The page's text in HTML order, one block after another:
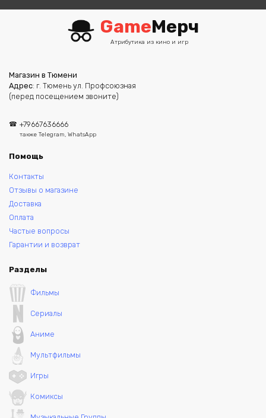
GameМерч
Атрибутика из кино и игр
Магазин в Тюмени
Адрес: г. Тюмень ул. Профсоюзная
(перед посещением звоните)
+79667636666
также Telegram, WhatsApp
Помощь
Контакты
Отзывы о магазине
Доставка
Оплата
Частые вопросы
Гарантии и возврат
Разделы
Фильмы
Сериалы
Аниме
Мультфильмы
Игры
Комиксы